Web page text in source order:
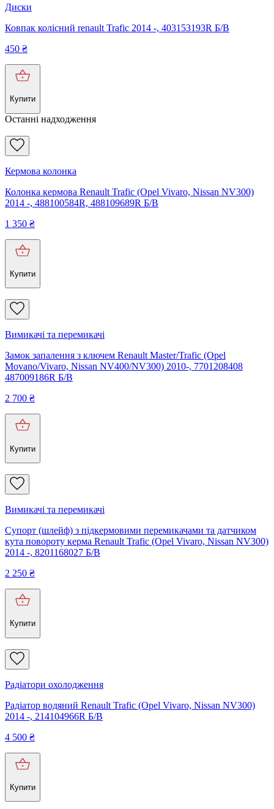
Диски
Ковпак колісний renault Trafic 2014 -, 403153193R Б/В
450 ₴
Купити
Останні надходження
Кермова колонка
Колонка кермова Renault Trafic (Opel Vivaro, Nissan NV300)
2014 -, 488100584R, 488109689R Б/В
1 350 ₴
Купити
Вимикачі та перемикачі
Замок запалення з ключем Renault Master/Trafic (Opel
Movano/Vivaro, Nissan NV400/NV300) 2010-, 7701208408
487009186R Б/В
2 700 ₴
Купити
Вимикачі та перемикачі
Супорт (шлейф) з підкермовими перемикачами та датчиком
кута повороту керма Renault Trafic (Opel Vivaro, Nissan NV300)
2014 -, 8201168027 Б/В
2 250 ₴
Купити
Радіатори охолодження
Радіатор водяний Renault Trafic (Opel Vivaro, Nissan NV300)
2014 -, 214104966R Б/В
4 500 ₴
Купити